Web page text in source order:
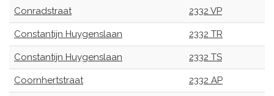
Conradstraat 2332 VP
Constantijn Huygenslaan 2332 TR
Constantijn Huygenslaan 2332 TS
Coornhertstraat 2332 AP